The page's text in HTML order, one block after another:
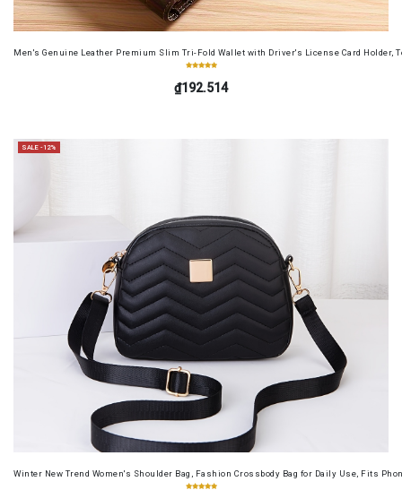
Men's Genuine Leather Premium Slim Tri-Fold Wallet with Driver's License Card Holder,
₫192.514
SALE -12%
Winter New Trend Women's Shoulder Bag, Fashion Crossbody Bag for Daily Use, Fits